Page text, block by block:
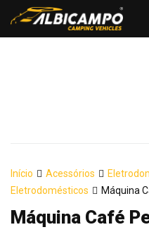
Início Acessórios
Eletrodomésticos
Máquina
Máquina Café